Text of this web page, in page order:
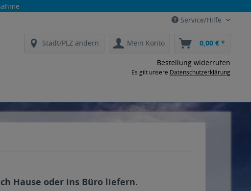
Service/Hilfe
Stadt/PLZ ändern Mein Konto 0,00 € *
Bestellung widerrufen
Es gilt unsere Datenschutzerklärung
Hause oder ins Büro liefern.